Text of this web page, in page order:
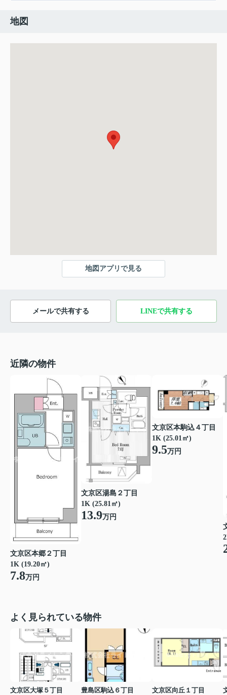
地図
地図アプリで見る
メールで共有する LINEで共有する
近隣の物件
文京区本郷２丁目
1K (19.20㎡)
7.8万円
文京区湯島２丁目
1K (25.81㎡)
13.9万円
文京区本駒込４丁目
1K (25.01㎡)
9.5万円
よく見られている物件
文京区大塚５丁目
豊島区駒込６丁目
文京区向丘１丁目